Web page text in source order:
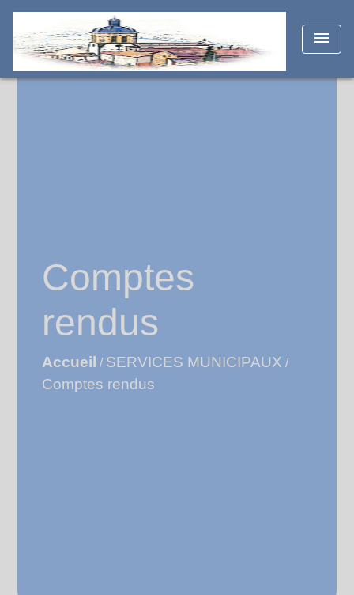
menu
Comptes
rendus
Accueil / SERVICES MUNICIPAUX /
Comptes rendus